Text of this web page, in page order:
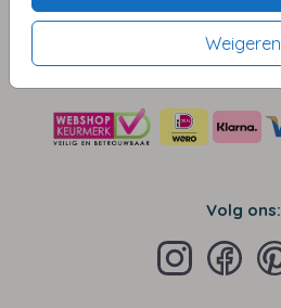
Weigeren
Volg ons: